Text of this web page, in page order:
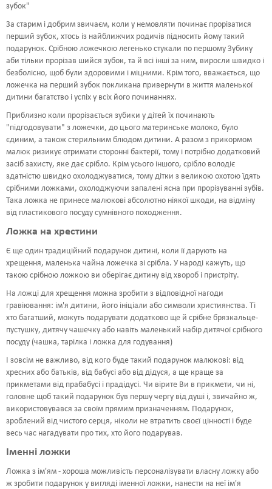
зубок"
За старим і добрим звичаєм, коли у немовляти починає прорізатися
перший зубок, хтось із найближчих родичів підносить йому такий
подарунок. Срібною ложечкою легенько стукали по першому Зубику
аби тільки прорізав шийся зубок, та й всі інші за ним, виросли швидко і
безболісно, щоб були здоровими і міцними. Крім того, вважається, що
ложечка на перший зубок покликана привернути в життя маленької
дитини багатство і успіх у всіх його починаннях.
Приблизно коли прорізається зубики у дітей їх починають
"підгодовувати" з ложечки, до цього материнське молоко, було
єдиним, а також стерильним блюдом дитини. А разом з прикормом
малюк ризикує отримати сторонні бактерії, тому і потрібно додатковий
засіб захисту, яке дає срібло. Крім усього іншого, срібло володіє
здатністю швидко охолоджуватися, тому дітки з великою охотою їдять
срібними ложками, охолоджуючи запалені ясна при прорізуванні зубів.
Така ложка не принесе малюкові абсолютно ніякої шкоди, на відміну
від пластикового посуду сумнівного походження.
Ложка на хрестини
Є ще один традиційний подарунок дитині, коли її дарують на
хрещення, маленька чайна ложечка зі срібла. У народі кажуть, що
такою срібною ложкою ви оберігає дитину від хвороб і пристріту.
На ложці для хрещення можна зробити з відповідної нагоди
гравіювання: ім'я дитини, його ініціали або символи християнства. Ті
хто багатший, можуть подарувати додатково ще й срібне брязкальце-
пустушку, дитячу чашечку або навіть маленький набір дитячої срібного
посуду (чашка, тарілка і ложка для годування)
І зовсім не важливо, від кого буде такий подарунок малюкові: від
хресних або батьків, від бабусі або від дідуся, а ще краще за
прикметами від прабабусі і прадідусі. Чи вірите Ви в прикмети, чи ні,
головне щоб такий подарунок був першу чергу від душі і, звичайно ж,
використовувався за своїм прямим призначенням. Подарунок,
зроблений від чистого серця, ніколи не втратить своєї цінності і буде
весь час нагадувати про тих, хто його подарував.
Іменні ложки
Ложка з ім'ям - хороша можливість персоналізувати власну ложку або
ж зробити подарунок у вигляді іменної ложки, нанести на неї ім'я